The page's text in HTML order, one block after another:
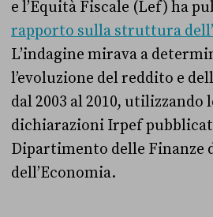
e l’Equità Fiscale (Lef) ha
rapporto sulla struttura
L’indagine mirava a
l’evoluzione del reddito e
dal 2003 al 2010,
dichiarazioni Irpef
Dipartimento delle Finanze
dell’Economia.